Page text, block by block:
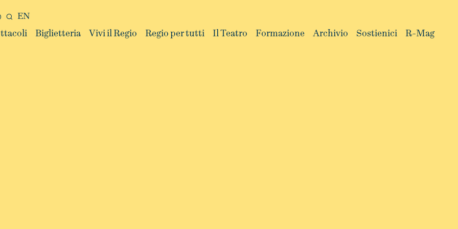
EN
Biglietteria Vivi il Regio Regio per tutti Il Teatro Formazione Archivio Sostienici R-Mag